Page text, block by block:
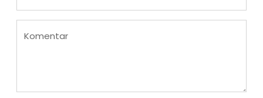
Komentar